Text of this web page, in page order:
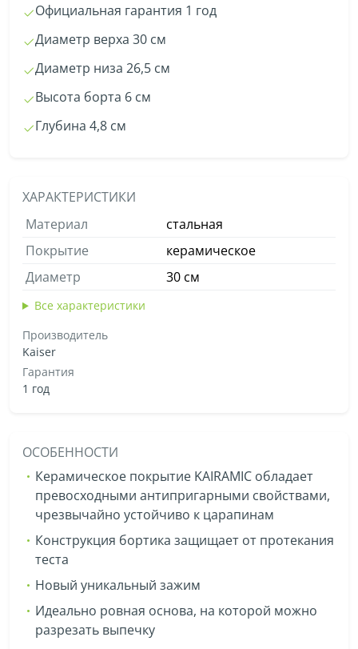
Официальная гарантия 1 год
Диаметр верха 30 см
Диаметр низа 26,5 см
Высота борта 6 см
Глубина 4,8 см
ХАРАКТЕРИСТИКИ
Материал
стальная
Покрытие
керамическое
Диаметр
30 см
Все характеристики
Производитель
Kaiser
Гарантия
1 год
ОСОБЕННОСТИ
Керамическое покрытие KAIRAMIC обладает
превосходными антипригарными свойствами,
чрезвычайно устойчиво к царапинам
Конструкция бортика защищает от протекания
теста
Новый уникальный зажим
Идеально ровная основа, на которой можно
разрезать выпечку